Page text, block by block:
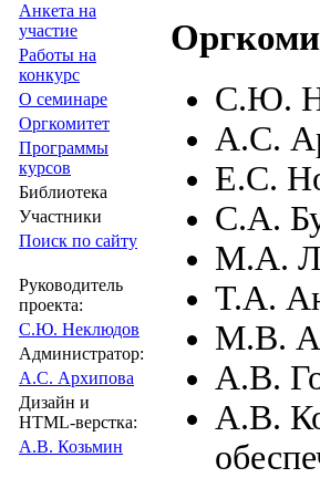
Анкета на
участие
Работы на
конкурс
О семинаре
Оргкомитет
Программы
курсов
Библиотека
Участники
Поиск по сайту
Руководитель
проекта:
С.Ю. Неклюдов
Администратор:
А.С. Архипова
Дизайн и
HTML-верстка:
А.В. Козьмин
C.Ю.
А.С.
Е.С.
С.А.
М.А.
Т.А.
М.В.
А.В.
А.В.